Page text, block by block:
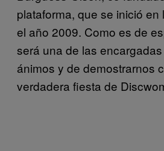
plataforma, que se inició en
el año 2009. Como es de
será una de las
ánimos y de demostrarnos
verdadera fiesta de